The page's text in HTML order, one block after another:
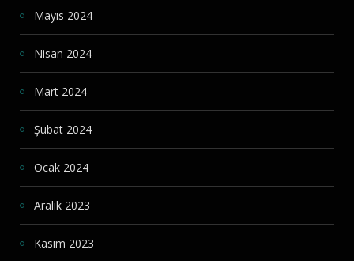
Mayıs 2024
Nisan 2024
Mart 2024
Şubat 2024
Ocak 2024
Aralık 2023
Kasım 2023